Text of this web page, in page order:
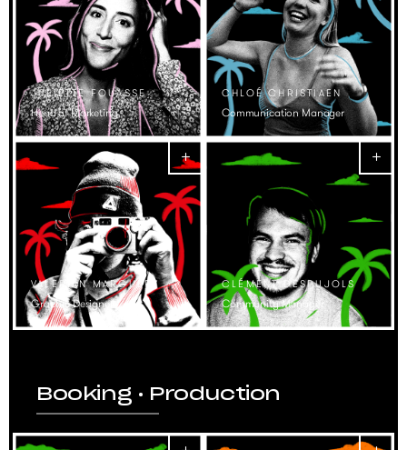
JULIETTE FOUASSE
Head of Marketing
CHLOÉ CHRISTIAEN
Communication Manager
VALERIAN MARGUERY
Graphic Designer
CLÉMENT DESPUJOLS
Community Manager
Booking • Production